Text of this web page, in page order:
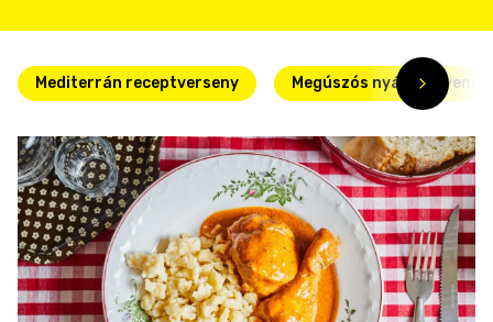
Mediterrán receptverseny Megúszós nyári